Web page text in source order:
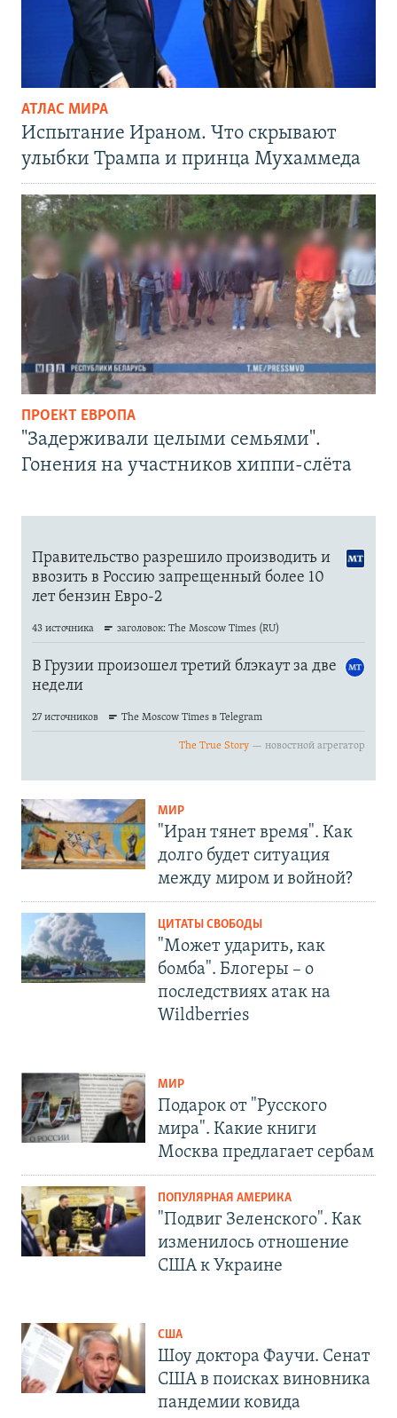
АТЛАС МИРА
Испытание Ираном. Что скрывают
улыбки Трампа и принца Мухаммеда
ПРОЕКТ ЕВРОПА
"Задерживали целыми семьями".
Гонения на участников хиппи-слёта
МИР
"Иран тянет время". Как
долго будет ситуация
между миром и войной?
ЦИТАТЫ СВОБОДЫ
"Может ударить, как
бомба". Блогеры – о
последствиях атак на
Wildberries
МИР
Подарок от "Русского
мира". Какие книги
Москва предлагает сербам
ПОПУЛЯРНАЯ АМЕРИКА
"Подвиг Зеленского". Как
изменилось отношение
США к Украине
США
Шоу доктора Фаучи. Сенат
США в поисках виновника
пандемии ковида